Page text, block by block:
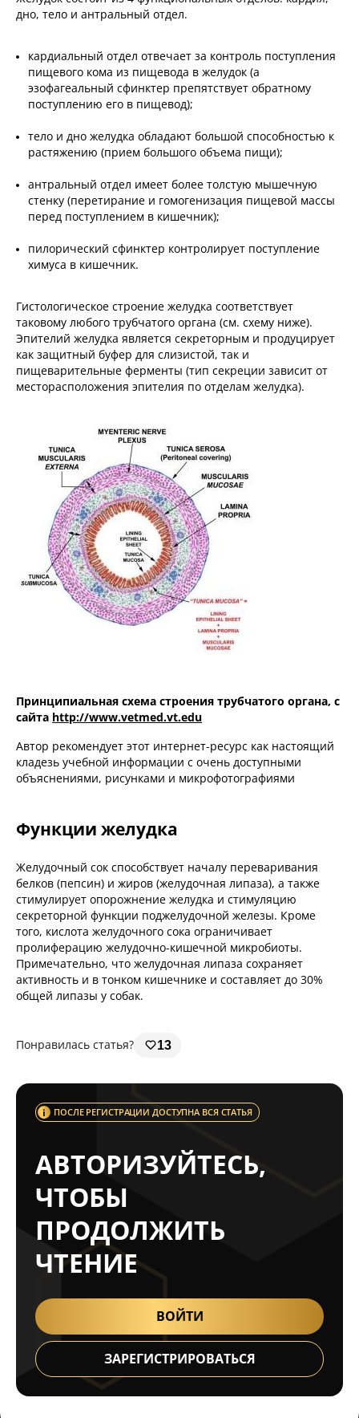
дно, тело и антральный отдел.
кардиальный отдел отвечает за контроль поступления
пищевого кома из пищевода в желудок (а
эзофагеальный сфинктер препятствует обратному
поступлению его в пищевод);
тело и дно желудка обладают большой способностью к
растяжению (прием большого объема пищи);
антральный отдел имеет более толстую мышечную
стенку (перетирание и гомогенизация пищевой массы
перед поступлением в кишечник);
пилорический сфинктер контролирует поступление
химуса в кишечник.
Гистологическое строение желудка соответствует
таковому любого трубчатого органа (см. схему ниже).
Эпителий желудка является секреторным и продуцирует
как защитный буфер для слизистой, так и
пищеварительные ферменты (тип секреции зависит от
месторасположения эпителия по отделам желудка).
Принципиальная схема строения трубчатого органа, с
сайта http://www.vetmed.vt.edu
Автор рекомендует этот интернет-ресурс как настоящий
кладезь учебной информации с очень доступными
объяснениями, рисунками и микрофотографиями
Функции желудка
Желудочный сок способствует началу переваривания
белков (пепсин) и жиров (желудочная липаза), а также
стимулирует опорожнение желудка и стимуляцию
секреторной функции поджелудочной железы. Кроме
того, кислота желудочного сока ограничивает
пролиферацию желудочно-кишечной микробиоты.
Примечательно, что желудочная липаза сохраняет
активность и в тонком кишечнике и составляет до 30%
общей липазы у собак.
Понравилась статья? 13
ПОСЛЕ РЕГИСТРАЦИИ ДОСТУПНА ВСЯ СТАТЬЯ
АВТОРИЗУЙТЕСЬ,
ЧТОБЫ
ПРОДОЛЖИТЬ
ЧТЕНИЕ
ВОЙТИ
ЗАРЕГИСТРИРОВАТЬСЯ